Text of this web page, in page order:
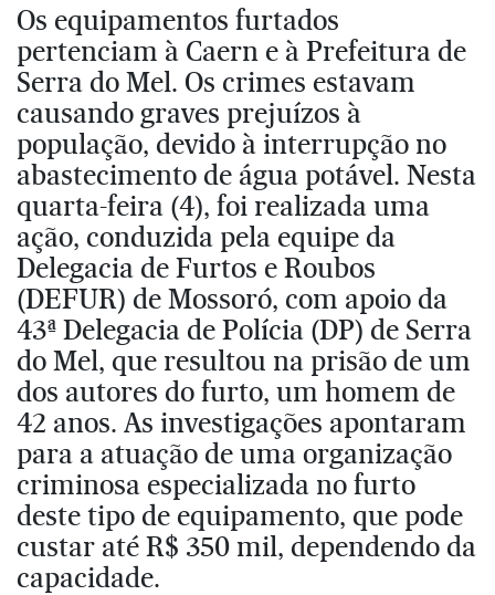
Os equipamentos furtados
pertenciam à Caern e à Prefeitura de
Serra do Mel. Os crimes estavam
causando graves prejuízos à
população, devido à interrupção no
abastecimento de água potável. Nesta
quarta-feira (4), foi realizada uma
ação, conduzida pela equipe da
Delegacia de Furtos e Roubos
(DEFUR) de Mossoró, com apoio da
43ª Delegacia de Polícia (DP) de Serra
do Mel, que resultou na prisão de um
dos autores do furto, um homem de
42 anos. As investigações apontaram
para a atuação de uma organização
criminosa especializada no furto
deste tipo de equipamento, que pode
custar até R$ 350 mil, dependendo da
capacidade.